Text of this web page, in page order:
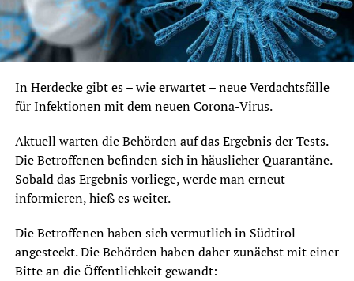
In Herdecke gibt es – wie erwartet – neue Verdachtsfälle
für Infektionen mit dem neuen Corona-Virus.
Aktuell warten die Behörden auf das Ergebnis der Tests.
Die Betroffenen befinden sich in häuslicher Quarantäne.
Sobald das Ergebnis vorliege, werde man erneut
informieren, hieß es weiter.
Die Betroffenen haben sich vermutlich in Südtirol
angesteckt. Die Behörden haben daher zunächst mit einer
Bitte an die Öffentlichkeit gewandt: